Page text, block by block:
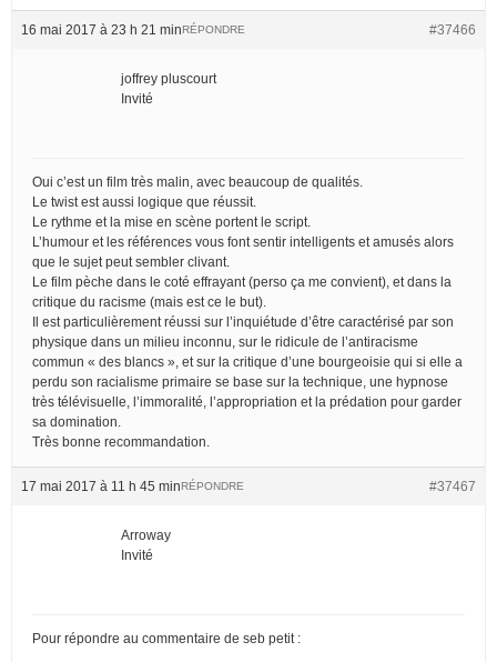
16 mai 2017 à 23 h 21 min #37466
RÉPONDRE
joffrey pluscourt
Invité
Oui c’est un film très malin, avec beaucoup de qualités.
Le twist est aussi logique que réussit.
Le rythme et la mise en scène portent le script.
L’humour et les références vous font sentir intelligents et amusés alors
que le sujet peut sembler clivant.
Le film pèche dans le coté effrayant (perso ça me convient), et dans la
critique du racisme (mais est ce le but).
Il est particulièrement réussi sur l’inquiétude d’être caractérisé par son
physique dans un milieu inconnu, sur le ridicule de l’antiracisme
commun « des blancs », et sur la critique d’une bourgeoisie qui si elle a
perdu son racialisme primaire se base sur la technique, une hypnose
très télévisuelle, l’immoralité, l’appropriation et la prédation pour garder
sa domination.
Très bonne recommandation.
17 mai 2017 à 11 h 45 min #37467
RÉPONDRE
Arroway
Invité
Pour répondre au commentaire de seb petit :